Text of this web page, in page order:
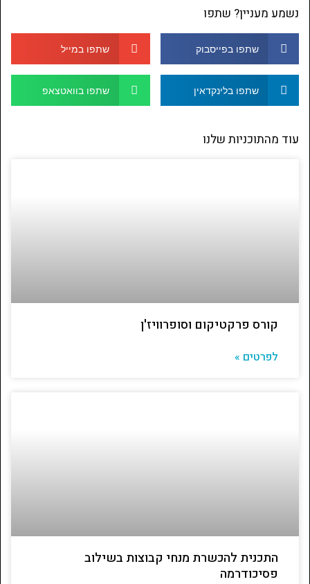
נשמע מעניין? שתפו
שתפו בפייסבוק שתפו במייל
שתפו בלינקדאין שתפו בוואטצאפ
עוד מהתוכניות שלנו
קורס פרקטיקום וסופרוויז'ן
לפרטים »
התכנית להכשרת מנחי קבוצות בשילוב
פסיכודרמה